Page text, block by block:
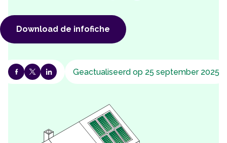
Download de infofiche
Geactualiseerd op 25 september 2025